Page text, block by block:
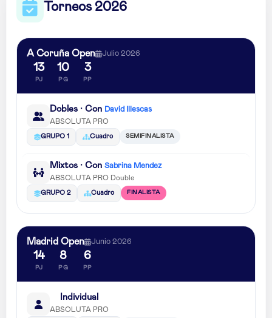
Torneos 2026
A Coruña Open Julio 2026
13
PJ
10
PG
3
PP
Dobles · Con David Illescas
ABSOLUTA PRO
GRUPO 1 Cuadro SEMIFINALISTA
Mixtos · Con Sabrina Mendez
ABSOLUTA PRO Double
GRUPO 2 Cuadro FINALISTA
Madrid Open Junio 2026
14
PJ
8
PG
6
PP
Individual
ABSOLUTA PRO